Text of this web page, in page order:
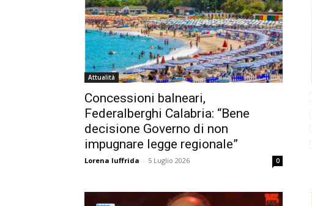
Attualità
Concessioni balneari,
Federalberghi Calabria: “Bene
decisione Governo di non
impugnare legge regionale”
Lorena Iuffrida - 5 Luglio 2026 0